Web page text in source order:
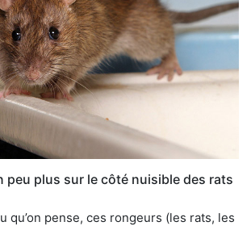
peu plus sur le côté nuisible des rats
qu’on pense, ces rongeurs (les rats, les